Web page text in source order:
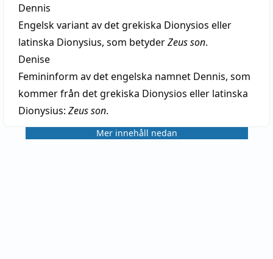
Dennis
Engelsk variant av det grekiska Dionysios eller
latinska Dionysius, som betyderZeus son.
Denise
Femininform av det engelska namnet Dennis, som
kommer från det grekiska Dionysios eller latinska
Dionysius: Zeus son.
Mer innehåll nedan